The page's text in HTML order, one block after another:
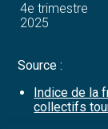
4e trimestre
2025
Source :
Indice de la
collectifs